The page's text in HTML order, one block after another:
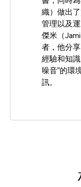
織）做出
管理以及
傑米（
者，他分
經驗和知
噪音”的環
訊。